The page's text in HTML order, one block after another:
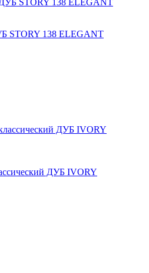
STORY 138 ELEGANT
ДУБ IVORY